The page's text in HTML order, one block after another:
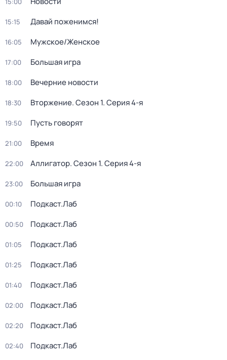
15:15 Давай поженимся!
16:05 Мужское/Женское
17:00 Большая игра
18:00 Вечерние новости
18:30 Вторжение. Сезон 1. Серия 4-я
19:50 Пусть говорят
21:00 Время
22:00 Аллигатор. Сезон 1. Серия 4-я
23:00 Большая игра
00:10 Подкаст.Лаб
00:50 Подкаст.Лаб
01:05 Подкаст.Лаб
01:25 Подкаст.Лаб
01:40 Подкаст.Лаб
02:00 Подкаст.Лаб
02:20 Подкаст.Лаб
02:40 Подкаст.Лаб